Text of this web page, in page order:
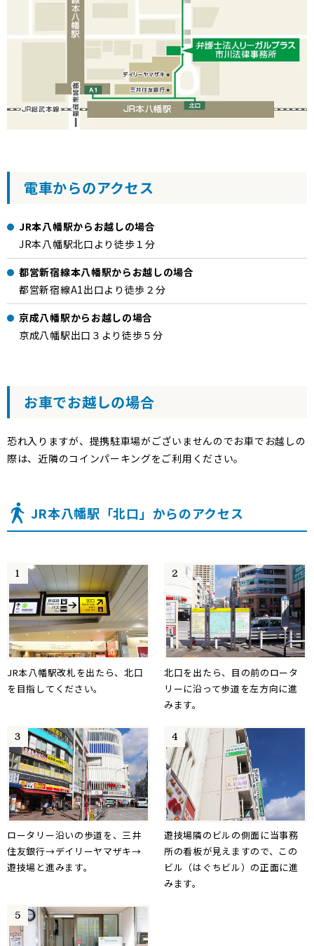
電車からのアクセス
JR本八幡駅からお越しの場合
JR本八幡駅北口より徒歩１分
都営新宿線本八幡駅からお越しの場合
都営新宿線A1出口より徒歩２分
京成八幡駅からお越しの場合
京成八幡駅出口３より徒歩５分
お車でお越しの場合
恐れ入りますが、提携駐車場がございませんのでお車でお越しの
際は、近隣のコインパーキングをご利用ください。
JR本八幡駅「北口」からのアクセス
JR本八幡駅改札を出たら、北口
を目指してください。
北口を出たら、目の前のロータ
リーに沿って歩道を左方向に進
みます。
ロータリー沿いの歩道を、三井
住友銀行→デイリーヤマザキ→
遊技場と進みます。
遊技場隣のビルの側面に当事務
所の看板が見えますので、この
ビル（はぐちビル）の正面に進
みます。